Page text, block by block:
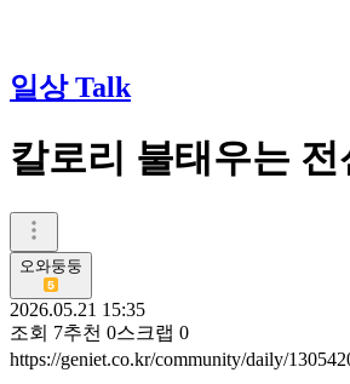
일상 Talk
칼로리 불태우는 전
오와둥둥
2026.05.21 15:35
조회 7추천 0스크랩 0
https://geniet.co.kr/community/daily/